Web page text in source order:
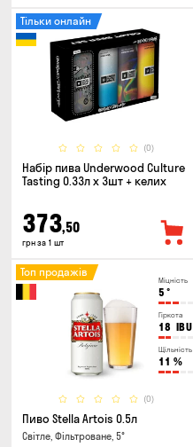
(0)
Тільки онлайн
Набір пива Underwood Culture
Tasting 0.33л x 3шт + келих
373,50
грн за 1 шт
Міцність
5 °
Гіркота
18 IBU
Щільність
11 %
(0)
Топ продажів
Пиво Stella Artois 0.5л
Світле, Фільтроване, 5°